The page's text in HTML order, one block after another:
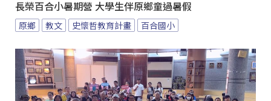
長榮百合小暑期營 大學生伴原鄉童過暑假
原鄉 教文 史懷哲教育計畫 百合國小